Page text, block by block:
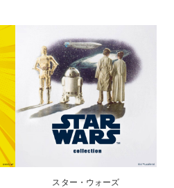
スター・ウォーズ